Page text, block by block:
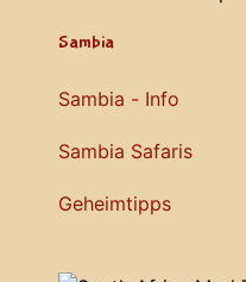
Sambia
Sambia - Info
Sambia Safaris
Geheimtipps